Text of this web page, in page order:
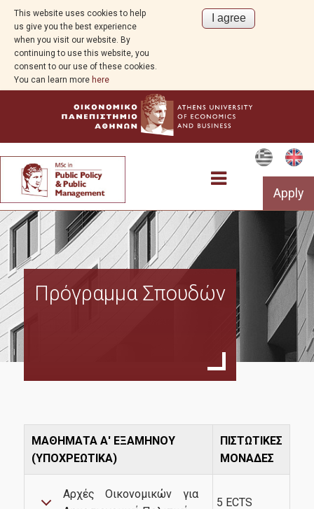
This website uses cookies to help
us give you the best experience
when you visit our website. By
continuing to use this website, you
consent to our use of these cookies.
You can learn more here
Apply
Program Overview
Aim
Πρόγραμμα Σπουδών
ΜΑΘΗΜΑΤΑ Α' ΕΞΑΜΗΝΟΥ
(ΥΠΟΧΡΕΩΤΙΚΑ)
ΠΙΣΤΩΤΙΚΕΣ
ΜΟΝΑΔΕΣ
Αρχές Οικονομικών για
5 ECTS